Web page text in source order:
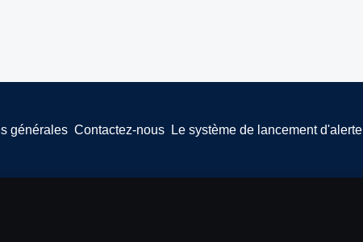
générales Contactez-nous Le système de lancement d'alerte